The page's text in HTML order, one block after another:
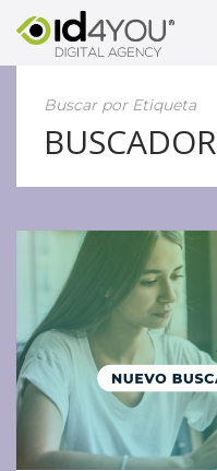
Buscar por Etiqueta
BUSCADOR